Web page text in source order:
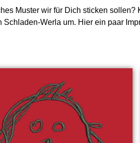
Muster wir für Dich sticken
Werla um. Hier ein paar